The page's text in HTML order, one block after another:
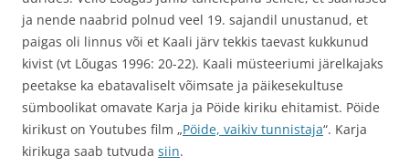
ja nende naabrid polnud veel 19. sajandil unustanud, et
paigas oli linnus või et Kaali järv tekkis taevast kukkunud
kivist (vt Lõugas 1996: 20-22). Kaali müsteeriumi järelkajaks
peetakse ka ebatavaliselt võimsate ja päikesekultuse
sümboolikat omavate Karja ja Pöide kiriku ehitamist. Pöide
kirikust on Youtubes film „Pöide, vaikiv tunnistaja“. Karja
kirikuga saab tutvuda siin.